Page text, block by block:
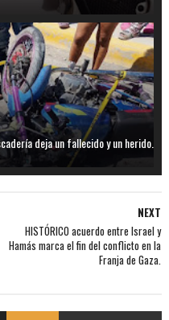
deja un fallecido y un herido.
NEXT
HISTÓRICO acuerdo entre Israel y
Hamás marca el fin del conflicto en la
Franja de Gaza.